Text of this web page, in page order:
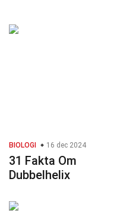
BIOLOGI 16 dec 2024
31 Fakta Om
Dubbelhelix